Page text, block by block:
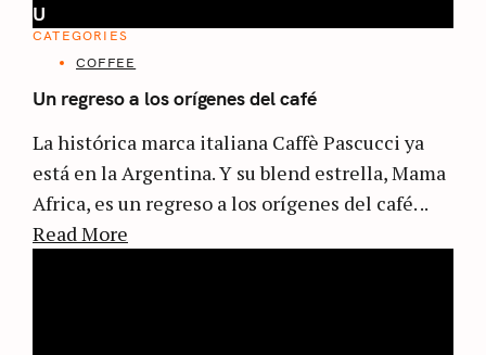
U
CATEGORIES
COFFEE
Un regreso a los orígenes del café
La histórica marca italiana Caffè Pascucci ya
está en la Argentina. Y su blend estrella, Mama
Africa, es un regreso a los orígenes del café. ..
Read More